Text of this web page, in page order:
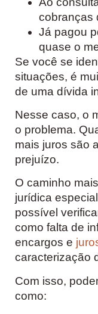
cobranças
Já pagou
quase o
Se você se
situações, é
de uma dívida
Nesse caso, o
o problema.
mais juros são
prejuízo.
O caminho
jurídica
possível
como falta de
encargos e
caracterização
Com isso,
como: